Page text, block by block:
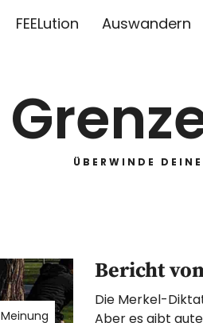
FEELution Auswandern
ÜBERWINDE
Meinung
Bericht
Die Merkel-
Aber es gibt